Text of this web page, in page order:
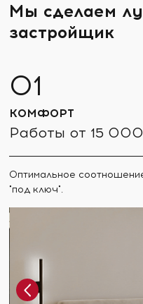
Мы сделаем
застройщик
КОМФОРТ
Работы от 15
Оптимальное
"под ключ".